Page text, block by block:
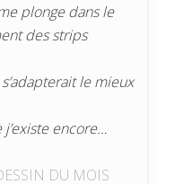
plonge dans le
des strips
le mieux
encore…
DU MOIS